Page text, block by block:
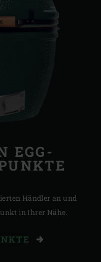
EGG-
Händler an und
in Ihrer Nähe.